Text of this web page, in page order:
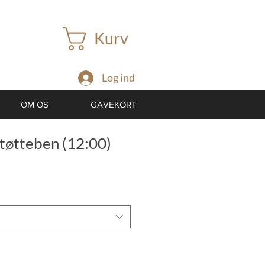
Kurv
Log ind
OM OS GAVEKORT
(12:00)